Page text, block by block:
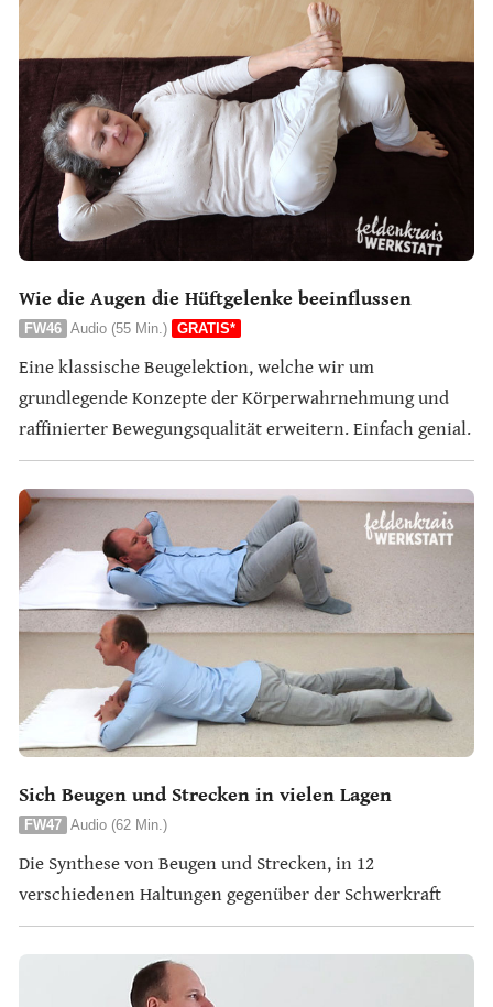
Wie die Augen die Hüftgelenke beeinflussen
FW46 Audio (55 Min.) GRATIS*
Eine klassische Beugelektion, welche wir um
grundlegende Konzepte der Körperwahrnehmung und
raffinierter Bewegungsqualität erweitern. Einfach genial.
Sich Beugen und Strecken in vielen Lagen
FW47 Audio (62 Min.)
Die Synthese von Beugen und Strecken, in 12
verschiedenen Haltungen gegenüber der Schwerkraft